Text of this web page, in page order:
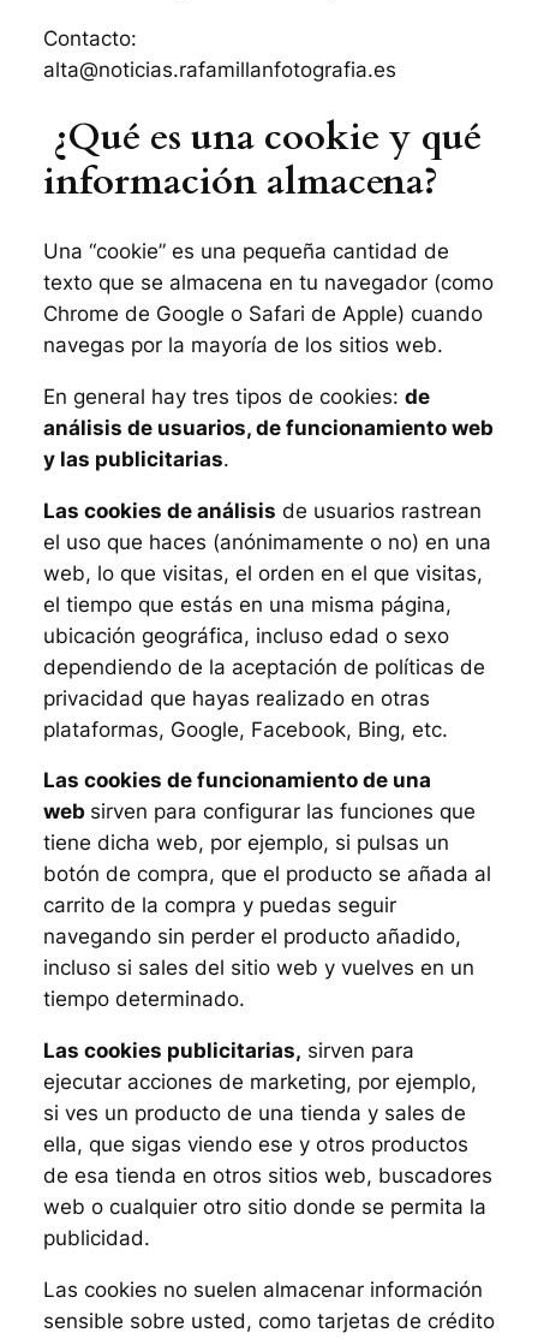
Contacto:
alta@noticias.rafamillanfotografia.es
¿Qué es una cookie y qué
información almacena?
Una “cookie” es una pequeña cantidad de
texto que se almacena en tu navegador (como
Chrome de Google o Safari de Apple) cuando
navegas por la mayoría de los sitios web.
En general hay tres tipos de cookies: de
análisis de usuarios, de funcionamiento web
y las publicitarias.
Las cookies de análisis de usuarios rastrean
el uso que haces (anónimamente o no) en una
web, lo que visitas, el orden en el que visitas,
el tiempo que estás en una misma página,
ubicación geográfica, incluso edad o sexo
dependiendo de la aceptación de políticas de
privacidad que hayas realizado en otras
plataformas, Google, Facebook, Bing, etc.
Las cookies de funcionamiento de una
web sirven para configurar las funciones que
tiene dicha web, por ejemplo, si pulsas un
botón de compra, que el producto se añada al
carrito de la compra y puedas seguir
navegando sin perder el producto añadido,
incluso si sales del sitio web y vuelves en un
tiempo determinado.
Las cookies publicitarias, sirven para
ejecutar acciones de marketing, por ejemplo,
si ves un producto de una tienda y sales de
ella, que sigas viendo ese y otros productos
de esa tienda en otros sitios web, buscadores
web o cualquier otro sitio donde se permita la
publicidad.
Las cookies no suelen almacenar información
sensible sobre usted, como tarjetas de crédito